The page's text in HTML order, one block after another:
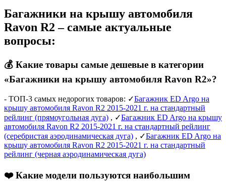
Багажники на крышу автомобиля
Ravon R2 – самые актуальные
вопросы:
💰 Какие товары самые дешевые в категории
«Багажники на крышу автомобиля Ravon R2»?
- ТОП-3 самых недорогих товаров: ✓Багажник ED Argo на
крышу автомобиля Ravon R2 2015-2021 г. на стандартный
рейлинг (прямоугольная дуга) , ✓Багажник ED Argo на крышу
автомобиля Ravon R2 2015-2021 г. на стандартный рейлинг
(серебристая аэродинамическая дуга) , ✓Багажник ED Argo на
крышу автомобиля Ravon R2 2015-2021 г. на стандартный
рейлинг (черная аэродинамическая дуга)
❤️ Какие модели пользуются наибольшим